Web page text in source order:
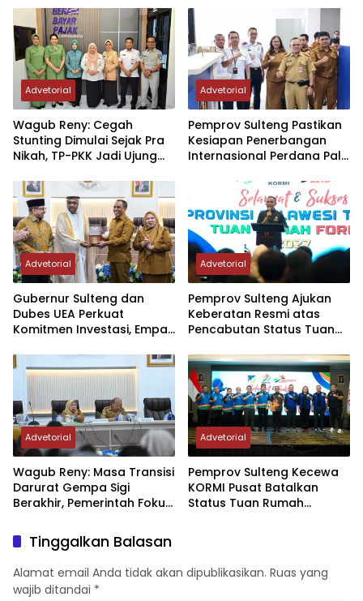
“Sumbangan dari orang
tua siswa/siswi…
Advetorial
Wagub Reny: Cegah
Stunting Dimulai Sejak Pra
Nikah, TP-PKK Jadi Ujung
Advetorial
Pemprov Sulteng Pastikan
Kesiapan Penerbangan
Internasional Perdana Palu
Advetorial
Gubernur Sulteng dan
Dubes UEA Perkuat
Komitmen Investasi, Empat
Advetorial
Pemprov Sulteng Ajukan
Keberatan Resmi atas
Pencabutan Status Tuan
2027
Advetorial
Wagub Reny: Masa Transisi
Darurat Gempa Sigi
Berakhir, Pemerintah Fokus
Advetorial
Pemprov Sulteng Kecewa
KORMI Pusat Batalkan
Status Tuan Rumah
Tinggalkan Balasan
Alamat email Anda tidak akan dipublikasikan. Ruas yang
wajib ditandai *